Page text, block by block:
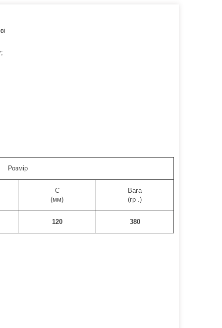
Розмір
C
(мм)
Вага
(гр .)
120 380